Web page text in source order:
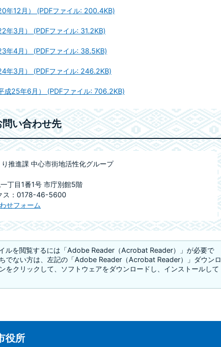
年12月） (PDFファイル: 200.4KB)
年3月） (PDFファイル: 31.2KB)
年4月） (PDFファイル: 38.5KB)
年3月） (PDFファイル: 246.2KB)
成25年6月） (PDFファイル: 706.2KB)
い合わせ先
推進課 中心市街地活性化グループ
丁目1番1号 市庁別館5階
ス：0178-46-5600
せフォーム
ルを閲覧するには「Adobe Reader（Acrobat Reader）」が必要で
でない方は、左記の「Adobe Reader（Acrobat Reader）」ダウンロ
をクリックして、ソフトウェアをダウンロードし、インストールして
役所